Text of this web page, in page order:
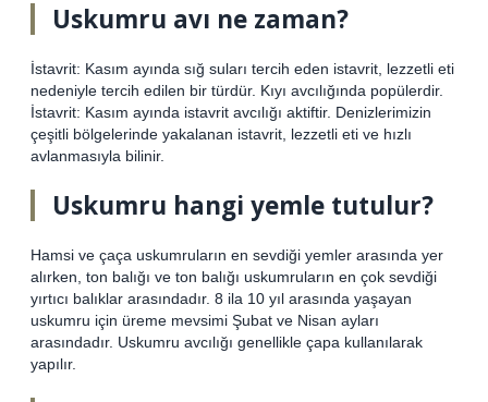
Uskumru avı ne zaman?
İstavrit: Kasım ayında sığ suları tercih eden istavrit, lezzetli eti
nedeniyle tercih edilen bir türdür. Kıyı avcılığında popülerdir.
İstavrit: Kasım ayında istavrit avcılığı aktiftir. Denizlerimizin
çeşitli bölgelerinde yakalanan istavrit, lezzetli eti ve hızlı
avlanmasıyla bilinir.
Uskumru hangi yemle tutulur?
Hamsi ve çaça uskumruların en sevdiği yemler arasında yer
alırken, ton balığı ve ton balığı uskumruların en çok sevdiği
yırtıcı balıklar arasındadır. 8 ila 10 yıl arasında yaşayan
uskumru için üreme mevsimi Şubat ve Nisan ayları
arasındadır. Uskumru avcılığı genellikle çapa kullanılarak
yapılır.